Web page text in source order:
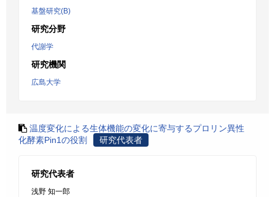
基盤研究(B)
研究分野
代謝学
研究機関
広島大学
温度変化による生体機能の変化に寄与するプロリン異性
化酵素Pin1の役割
研究代表者
研究代表者
浅野 知一郎